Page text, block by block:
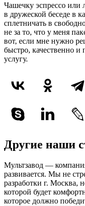
Чашечку эспрессо или
в дружеской беседе в
сплетничать в
не за то, что у меня
вот, если мне нужно
быстро, качественно
услугу.
Другие наши
Мультзавод —
развивается. Мы не
разработки г. Москва,
которой будет
которое должно